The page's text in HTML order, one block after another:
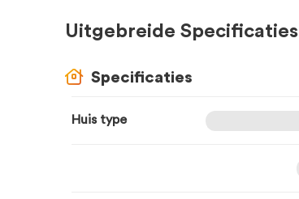
Uitgebreide Specificaties
Specificaties
Huis type